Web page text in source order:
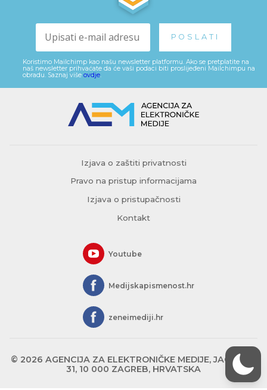
Koristimo Mailchimp kao našu newsletter platformu. Ako se pretplatite na
naš newsletter prihvaćate da će vaši podaci biti proslijeđeni Mailchimpu na
obradu. Saznaj više ovdje.
Izjava o zaštiti privatnosti
Pravo na pristup informacijama
Izjava o pristupačnosti
Kontakt
Youtube
Medijskapismenost.hr
zeneimediji.hr
© 2026 AGENCIJA ZA ELEKTRONIČKE MEDIJE, JAGIĆEVA
31, 10 000 ZAGREB, HRVATSKA